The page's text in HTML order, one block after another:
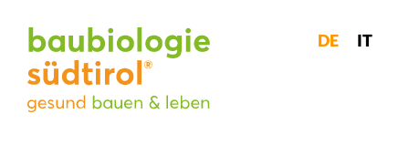
DE IT